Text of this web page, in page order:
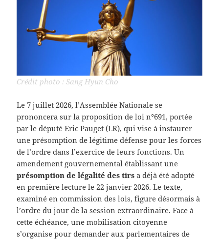
Crédit photo : Sang Hyun Cho
Le 7 juillet 2026, l’Assemblée Nationale se
prononcera sur la proposition de loi n°691, portée
par le député Eric Pauget (LR), qui vise à instaurer
une présomption de légitime défense pour les forces
de l’ordre dans l’exercice de leurs fonctions. Un
amendement gouvernemental établissant une
présomption de légalité des tirs a déjà été adopté
en première lecture le 22 janvier 2026. Le texte,
examiné en commission des lois, figure désormais à
l’ordre du jour de la session extraordinaire. Face à
cette échéance, une mobilisation citoyenne
s’organise pour demander aux parlementaires de